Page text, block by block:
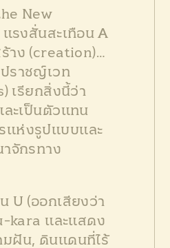
New
รงสั่นสะเทือน A
าง (creation)…
ราชญ์เวท
เรียกสิ่งนี้ว่า
ะเป็นตัวแทน
แห่งรูปแบบและ
จักรทาง
U (ออกเสียงว่า
kara และแสดง
มฝัน, ดินแดนที่ไร้